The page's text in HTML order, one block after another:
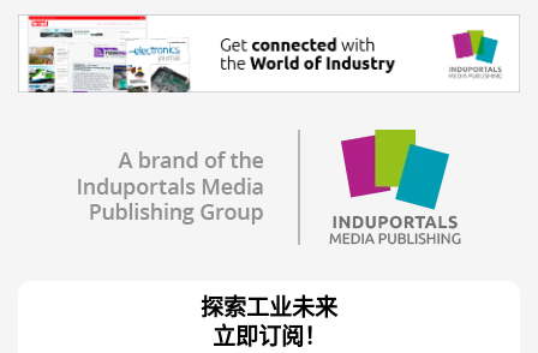
探索工业未来
立即订阅！